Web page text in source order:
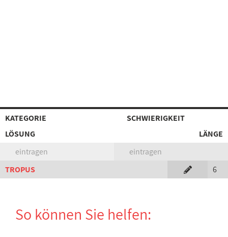
KATEGORIE
SCHWIERIGKEIT
LÖSUNG
LÄNGE
eintragen
eintragen
TROPUS
6
So können Sie helfen: